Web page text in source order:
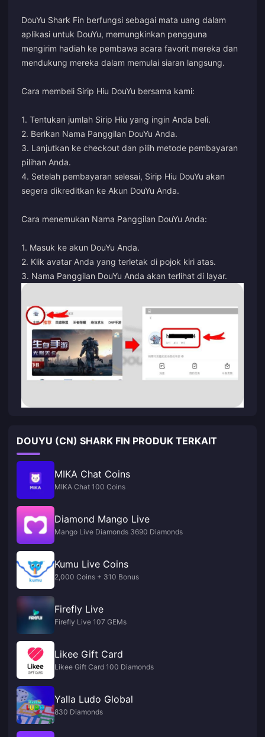
DouYu Shark Fin berfungsi sebagai mata uang dalam
aplikasi untuk DouYu, memungkinkan pengguna
mengirim hadiah ke pembawa acara favorit mereka dan
mendukung mereka dalam memulai siaran langsung.
Cara membeli Sirip Hiu DouYu bersama kami:
1. Tentukan jumlah Sirip Hiu yang ingin Anda beli.
2. Berikan Nama Panggilan DouYu Anda.
3. Lanjutkan ke checkout dan pilih metode pembayaran
pilihan Anda.
4. Setelah pembayaran selesai, Sirip Hiu DouYu akan
segera dikreditkan ke Akun DouYu Anda.
Cara menemukan Nama Panggilan DouYu Anda:
1. Masuk ke akun DouYu Anda.
2. Klik avatar Anda yang terletak di pojok kiri atas.
3. Nama Panggilan DouYu Anda akan terlihat di layar.
DOUYU (CN) SHARK FIN PRODUK TERKAIT
MIKA Chat Coins
MIKA Chat 100 Coins
Diamond Mango Live
Mango Live Diamonds 3690 Diamonds
Kumu Live Coins
2,000 Coins + 310 Bonus
Firefly Live
Firefly Live 107 GEMs
Likee Gift Card
Likee Gift Card 100 Diamonds
Yalla Ludo Global
830 Diamonds